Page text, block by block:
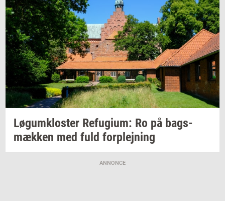
Løgum­klo­ster Re­fu­gi­um: Ro på bags­
mæk­ken med fuld for­plej­ning
ANNONCE